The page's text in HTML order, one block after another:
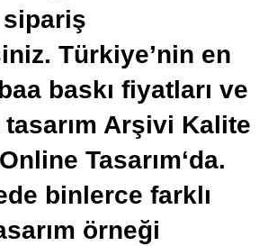
Türkiye’nin en
baskı fiyatları ve
Arşivi Kalite
Online Tasarım‘da.
binlerce farklı
örneği